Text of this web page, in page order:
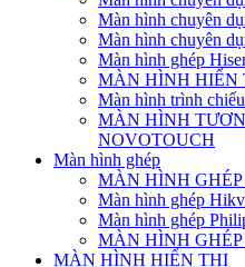
Màn hình chuyên
Màn hình chuyên
Màn hình ghép
MÀN HÌNH HIỂN
Màn hình trình
MÀN HÌNH
NOVOTOUCH
Màn hình ghép
MÀN HÌNH
Màn hình ghép
Màn hình ghép
MÀN HÌNH
MÀN HÌNH HIỂN THỊ